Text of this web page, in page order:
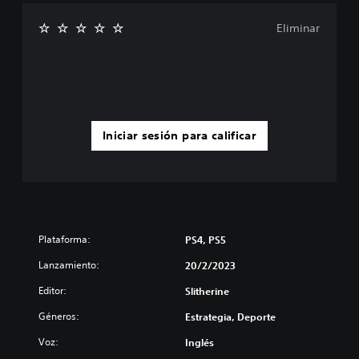
Iniciar sesión para calificar
Eliminar
Plataforma: PS4, PS5
Lanzamiento: 20/2/2023
Editor: Slitherine
Géneros: Estrategia, Deporte
Voz: Inglés